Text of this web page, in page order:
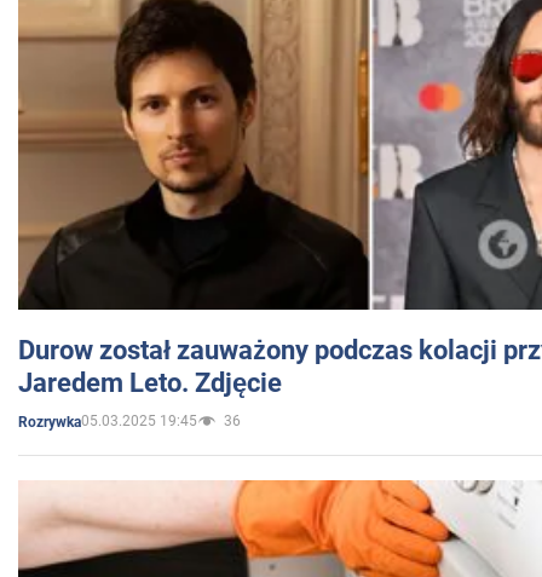
Durow został zauważony podczas kolacji
Jaredem Leto. Zdjęcie
Rozrywka05.03.2025 19:45 36